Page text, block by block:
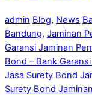
admin Blog, News
Bandung, Jaminan
Garansi Jaminan
Bond – Bank
Jasa Surety Bond
Surety Bond